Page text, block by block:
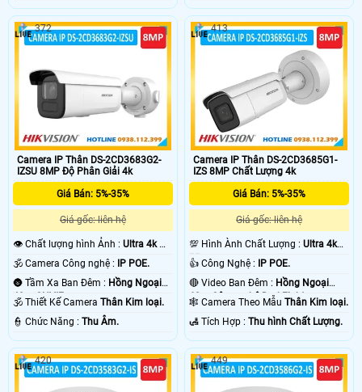
Camera IP Thân DS-2CD3683G2-
IZSU 8MP Độ Phân Giải 4k
Giá Bán: 5%-35%
Giá gốc: liên hệ
👁 Chất lượng hình Ảnh : Ultra 4k 👍🏾
🕉️ Camera Công nghệ : IP POE.
🌚 Tầm Xa Ban Đêm : Hồng Ngoại
40m ONVIF.
🕉️ Thiết Kế Camera Thân Kim loại.
️👮 Chức Năng : Thu Âm.
372
Camera IP Thân DS-2CD3685G1-
IZS 8MP Chất Lượng 4k
Giá Bán: 5%-35%
Giá gốc: liên hệ
💯 Hình Ành Chất Lượng :Ultra 4k
👍🏾 .
👍 Công Nghệ : IP POE.
🔴 Video Ban Đêm : Hồng Ngoại
60m Công nghệ DarkFighter.
🕸️ Camera Theo MẫuThân Kim loại.
️🛃 Tích Hợp :Thu hình Chất Lượng.
413
420 449